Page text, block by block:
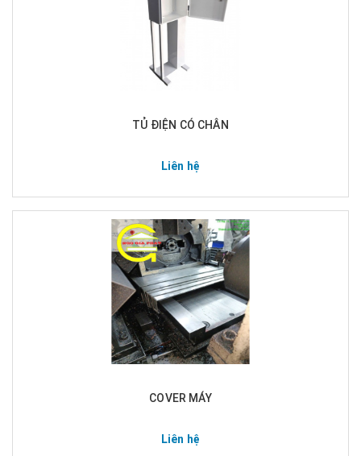
TỦ ĐIỆN CÓ CHÂN
Liên hệ
COVER MÁY
Liên hệ